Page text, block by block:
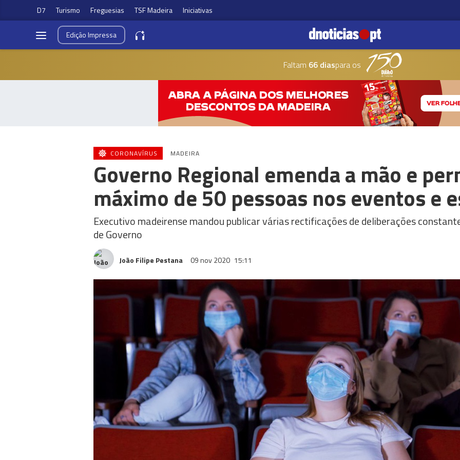
D7 Turismo Freguesias TSF Madeira Iniciativas
EdiçãoImpressa
Faltam 66 diaspara os
CORONAVÍRUS MADEIRA
Governo Regional emenda a mão e
máximo de 50 pessoas nos eventos e
Executivo madeirense mandou publicar várias rectificações de deliberações
de Governo
João Filipe Pestana 09 nov 2020 15:11